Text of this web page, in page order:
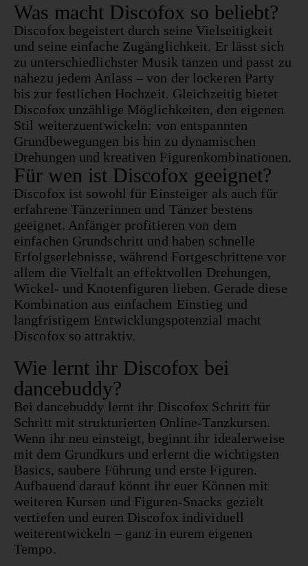
Was macht Discofox so beliebt?
Discofox begeistert durch seine Vielseitigkeit
und seine einfache Zugänglichkeit. Er lässt sich
zu unterschiedlichster Musik tanzen und passt zu
nahezu jedem Anlass – von der lockeren Party
bis zur festlichen Hochzeit. Gleichzeitig bietet
Discofox unzählige Möglichkeiten, den eigenen
Stil weiterzuentwickeln: von entspannten
Grundbewegungen bis hin zu dynamischen
Drehungen und kreativen Figurenkombinationen.
Für wen ist Discofox geeignet?
Discofox ist sowohl für Einsteiger als auch für
erfahrene Tänzerinnen und Tänzer bestens
geeignet. Anfänger profitieren von dem
einfachen Grundschritt und haben schnelle
Erfolgserlebnisse, während Fortgeschrittene vor
allem die Vielfalt an effektvollen Drehungen,
Wickel- und Knotenfiguren lieben. Gerade diese
Kombination aus einfachem Einstieg und
langfristigem Entwicklungspotenzial macht
Discofox so attraktiv.
Wie lernt ihr Discofox bei
dancebuddy?
Bei dancebuddy lernt ihr Discofox Schritt für
Schritt mit strukturierten Online-Tanzkursen.
Wenn ihr neu einsteigt, beginnt ihr idealerweise
mit dem Grundkurs und erlernt die wichtigsten
Basics, saubere Führung und erste Figuren.
Aufbauend darauf könnt ihr euer Können mit
weiteren Kursen und Figuren-Snacks gezielt
vertiefen und euren Discofox individuell
weiterentwickeln – ganz in eurem eigenen
Tempo.